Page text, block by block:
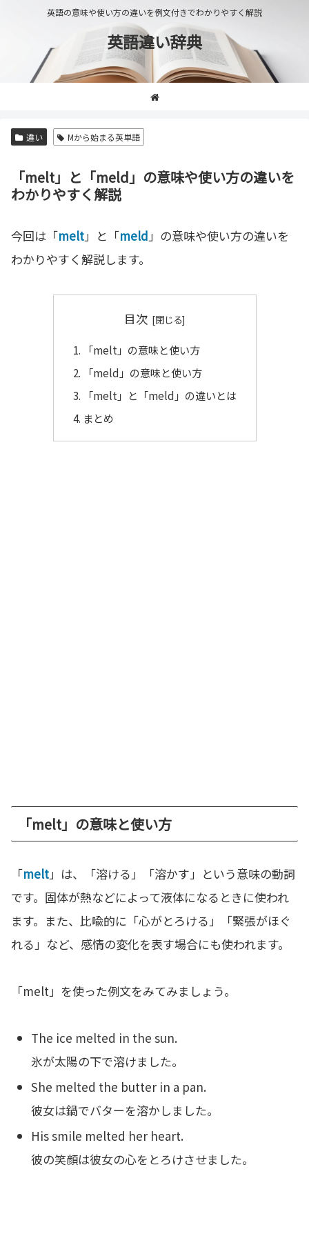
英語の意味や使い方の違いを例文付きでわかりやすく解説
英語違い辞典
違い Mから始まる英単語
「melt」と「meld」の意味や使い方の違いを
わかりやすく解説
今回は「melt」と「meld」の意味や使い方の違いを
わかりやすく解説します。
目次
「melt」の意味と使い方
「meld」の意味と使い方
「melt」と「meld」の違いとは
まとめ
「melt」の意味と使い方
「melt」は、「溶ける」「溶かす」という意味の動詞
です。固体が熱などによって液体になるときに使われ
ます。また、比喩的に「心がとろける」「緊張がほぐ
れる」など、感情の変化を表す場合にも使われます。
「melt」を使った例文をみてみましょう。
The ice melted in the sun.
氷が太陽の下で溶けました。
She melted the butter in a pan.
彼女は鍋でバターを溶かしました。
His smile melted her heart.
彼の笑顔は彼女の心をとろけさせました。